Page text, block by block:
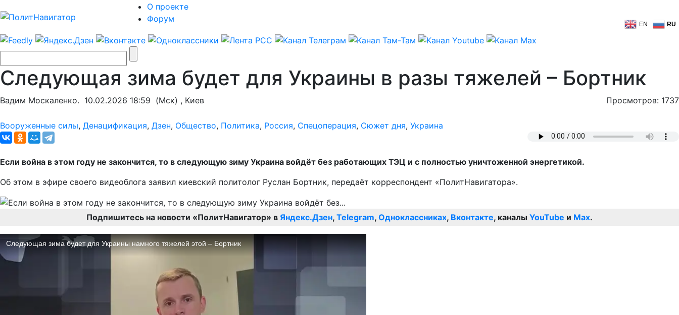
О проекте
Форум
EN RU
Следующая зима будет для Украины в разы тяжелей – Бортник
Вадим Москаленко. 10.02.2026 18:59 (Мск) , Киев Просмотров: 1737
Вооруженные силы, Денацификация, Дзен, Общество, Политика, Россия, Спецоперация, Сюжет дня, Украина
Если война в этом году не закончится, то в следующую зиму Украина войдёт без работающих ТЭЦ и с полностью уничтоженной энергетикой.
Об этом в эфире своего видеоблога заявил киевский политолог Руслан Бортник, передаёт корреспондент «ПолитНавигатора».
Подпишитесь на новости «ПолитНавигатор» в Яндекс.Дзен, Telegram, Одноклассниках, Вконтакте, каналы YouTube и Max.